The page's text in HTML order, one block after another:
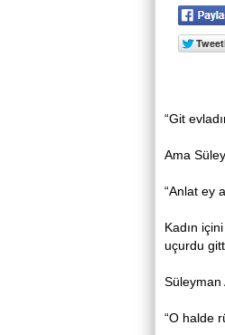
“Git
Ama
“Anlat ey
Kadın
uçurdu
Süleyman
“O halde